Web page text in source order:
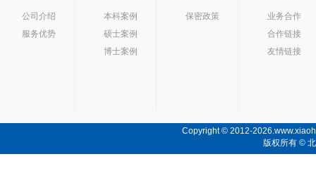
公司介绍
服务优势
本科案例
硕士案例
博士案例
保密政策
业务合作
合作链接
友情链接
Copyright © 2012-
版权所有 ©